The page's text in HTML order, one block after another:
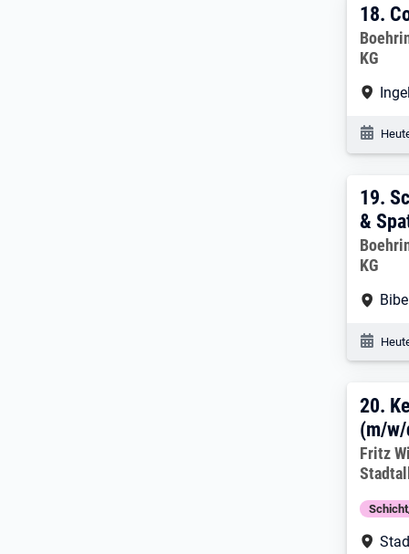
18.
18.
KG
19.
19.
&
KG
20.
20.
(m/
Fritz